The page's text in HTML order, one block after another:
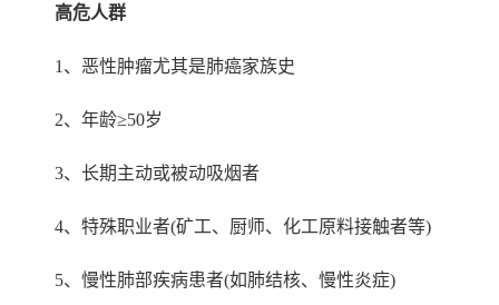
高危人群
1 、恶性肿瘤尤其是肺癌家族史
2、年龄≥50岁
3、长期主动或被动吸烟者
4、特殊职业者(矿工、厨师、化工原料接触者等)
5、慢性肺部疾病患者(如肺结核、慢性炎症)